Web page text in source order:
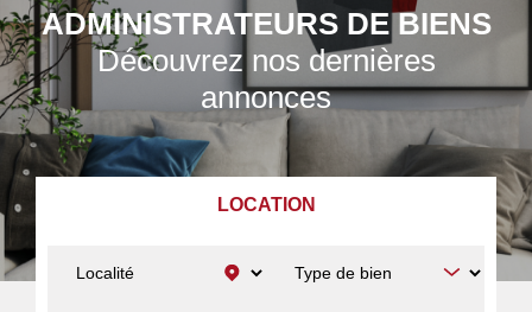
ADMINISTRATEURS DE BIENS
Découvrez nos dernières
annonces
LOCATION